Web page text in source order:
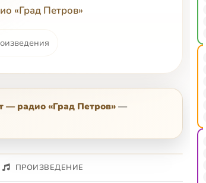
«Град Петров»
— радио «Град Петров»—
ПРОИЗВЕДЕНИЕ